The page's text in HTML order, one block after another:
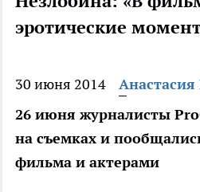
эротические
30 июня 2014
26 июня журналисты
на съемках и
фильма и актерами